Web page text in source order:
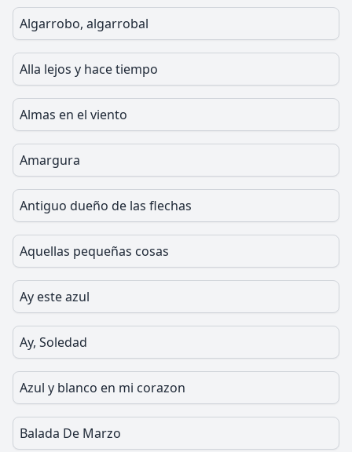
Algarrobo, algarrobal
Alla lejos y hace tiempo
Almas en el viento
Amargura
Antiguo dueño de las flechas
Aquellas pequeñas cosas
Ay este azul
Ay, Soledad
Azul y blanco en mi corazon
Balada De Marzo